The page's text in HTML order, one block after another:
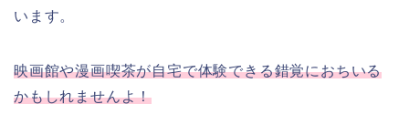
います。
映画館や漫画喫茶が自宅で体験できる錯覚におちいる
かもしれませんよ！